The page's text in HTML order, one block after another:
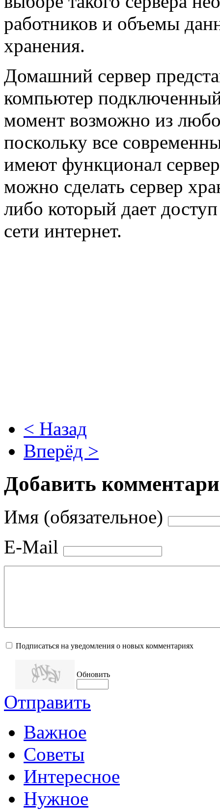
работников и объемы
хранения.
Домашний сервер
компьютер
момент возможно из
поскольку все
имеют функционал
можно сделать сервер
либо который дает
сети интернет.
< Назад
Вперёд >
Добавить
Имя (обязательное)
E-Mail
Подписаться на уведомления о новых комментариях
Обновить
Отправить
Важное
Советы
Интересное
Нужное